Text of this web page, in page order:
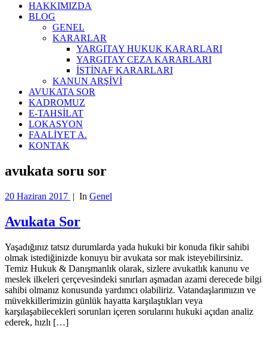
HAKKIMIZDA
BLOG
GENEL
KARARLAR
YARGITAY HUKUK KARARLARI
YARGITAY CEZA KARARLARI
İSTİNAF KARARLARI
KANUN ARŞİVİ
AVUKATA SOR
KADROMUZ
E-TAHSİLAT
LOKASYON
FAALİYET A.
KONTAK
avukata soru sor
20 Haziran 2017 | In Genel
Avukata Sor
Yaşadığınız tatsız durumlarda yada hukuki bir konuda fikir sahibi
olmak istediğinizde konuyu bir avukata sor mak isteyebilirsiniz.
Temiz Hukuk & Danışmanlık olarak, sizlere avukatlık kanunu ve
meslek ilkeleri çerçevesindeki sınırları aşmadan azami derecede bilgi
sahibi olmanız konusunda yardımcı olabiliriz. Vatandaşlarımızın ve
müvekkillerimizin günlük hayatta karşılaştıkları veya
karşılaşabilecekleri sorunları içeren sorularını hukuki açıdan analiz
ederek, hızlı […]